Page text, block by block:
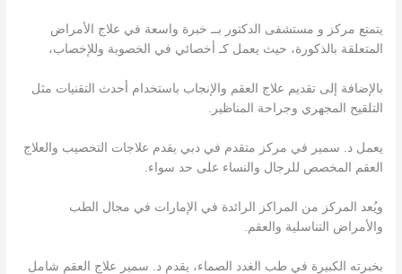
يتمتع مركز و مستشفى الدكتور بــ خبرة واسعة في علاج الأمراض
المتعلقة بالذكورة، حيث يعمل كـ أخصائي في الخصوبة وللإخصاب،
بالإضافة إلى تقديم علاج العقم والإنجاب باستخدام أحدث التقنيات مثل
التلقيح المجهري وجراحة المناظير.
يعمل د. سمير في مركز متقدم في دبي يقدم علاجات التخصيب والعلاج
العقم المخصص للرجال والنساء على حد سواء.
ويُعد المركز من المراكز الرائدة في الإمارات في مجال الطب
والأمراض التناسلية والعقم.
بخبرته الكبيرة في طب الغدد الصماء، يقدم د. سمير علاج العقم شامل